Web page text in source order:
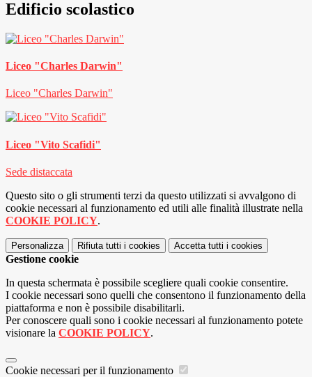
Edificio scolastico
Liceo "Charles Darwin"
Liceo "Charles Darwin"
Liceo "Vito Scafidi"
Sede distaccata
Questo sito o gli strumenti terzi da questo utilizzati si avvalgono di
cookie necessari al funzionamento ed utili alle finalità illustrate nella
COOKIE POLICY.
Personalizza Rifiuta tutti i cookies Accetta tutti i cookies
Gestione cookie
In questa schermata è possibile scegliere quali cookie consentire.
I cookie necessari sono quelli che consentono il funzionamento della
piattaforma e non è possibile disabilitarli.
Per conoscere quali sono i cookie necessari al funzionamento potete
visionare la COOKIE POLICY.
Cookie necessari per il funzionamento